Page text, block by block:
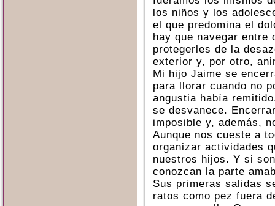
los niños y los
el que predomina el
hay que navegar entre
protegerles de la
exterior y, por otro,
Mi hijo Jaime se
para llorar cuando no
angustia había
se desvanece.
imposible y, además,
Aunque nos cueste a
organizar actividades
nuestros hijos. Y si
conozcan la parte
Sus primeras salidas
ratos como pez fuera